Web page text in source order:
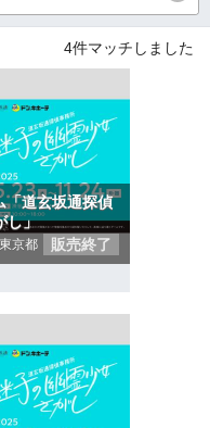
4件マッチしました
「道玄坂通探偵
し」
東京都 販売終了